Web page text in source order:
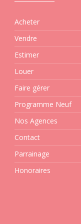
Acheter
Vendre
Estimer
Louer
Faire gérer
Programme Neuf
Nos Agences
Contact
Parrainage
Honoraires